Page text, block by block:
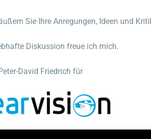
Sie Ihre Anregungen, Ideen und
Diskussion freue ich mich.
Peter-David Friedrich für